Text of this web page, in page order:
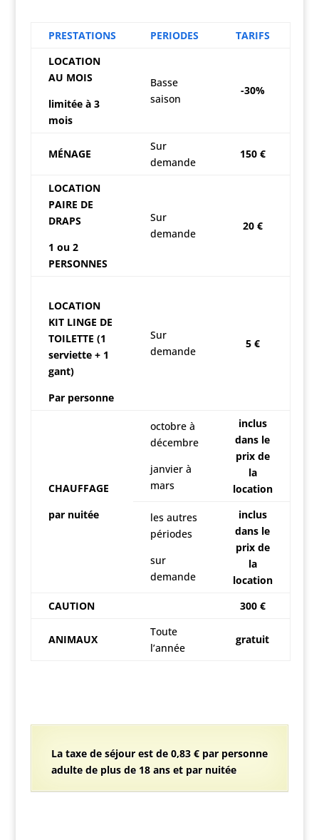
PRESTATIONS PERIODES
TARIFS
LOCATION
AU MOIS
limitée à 3
mois
Basse
saison
-30%
MÉNAGE
Sur
demande
150 €
LOCATION
PAIRE DE
DRAPS
1 ou 2
PERSONNES
Sur
demande
20 €
LOCATION
KIT LINGE DE
TOILETTE (1
serviette + 1
gant)
Par personne
Sur
demande
5 €
CHAUFFAGE
par nuitée
octobre à
décembre
janvier à
mars
inclus
dans le
prix de
la
location
les autres
périodes
sur
demande
inclus
dans le
prix de
la
location
CAUTION
300 €
ANIMAUX
Toute
l’année
gratuit
La taxe de séjour est de 0,83 € par personne
adulte de plus de 18 ans et par nuitée